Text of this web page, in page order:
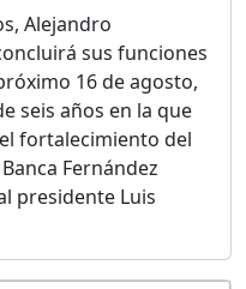
Alejandro
sus funciones
16 de agosto,
seis años en la que
fortalecimiento del
Fernández
presidente Luis